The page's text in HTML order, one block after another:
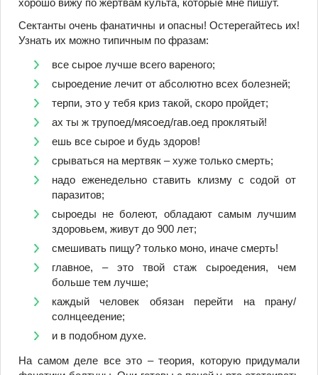
хорошо вижу по жертвам культа, которые мне пишут.
Сектанты очень фанатичны и опасны! Остерегайтесь их!
Узнать их можно типичным по фразам:
все сырое лучше всего вареного;
сыроедение лечит от абсолютно всех болезней;
терпи, это у тебя криз такой, скоро пройдет;
ах ты ж трупоед/мясоед/гав.оед проклятый!
ешь все сырое и будь здоров!
срываться на мертвяк – хуже только смерть;
надо еженедельно ставить клизму с содой от
паразитов;
сыроеды не болеют, обладают самым лучшим
здоровьем, живут до 900 лет;
смешивать пищу? только моно, иначе смерть!
главное, – это твой стаж сыроедения, чем
больше тем лучше;
каждый человек обязан перейти на прану/
солнцеедение;
и в подобном духе.
На самом деле все это – теория, которую придумали